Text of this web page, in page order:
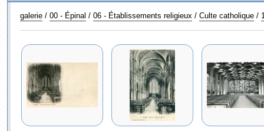
galerie/ 00 - Épinal / 06 - Établissements religieux/ Culte catholique/